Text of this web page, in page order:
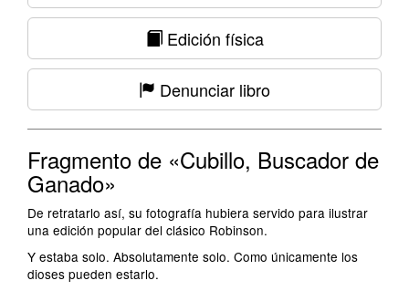
Edición física
Denunciar libro
Fragmento de «Cubillo, Buscador de
Ganado»
De retratarlo así, su fotografía hubiera servido para ilustrar
una edición popular del clásico Robinson.
Y estaba solo. Absolutamente solo. Como únicamente los
dioses pueden estarlo.